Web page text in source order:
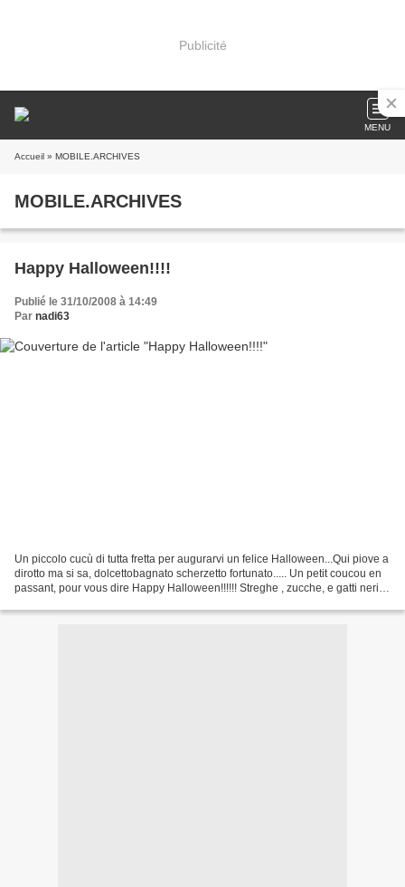
Publicité
MENU
Accueil » MOBILE.ARCHIVES
MOBILE.ARCHIVES
Happy Halloween!!!!
Publié le 31/10/2008 à 14:49
Par nadi63
Un piccolo cucù di tutta fretta per augurarvi un felice Halloween...Qui piove a
dirotto ma si sa, dolcettobagnato scherzetto fortunato..... Un petit coucou en
passant, pour vous dire Happy Halloween!!!!!! Streghe , zucche, e gatti neri si